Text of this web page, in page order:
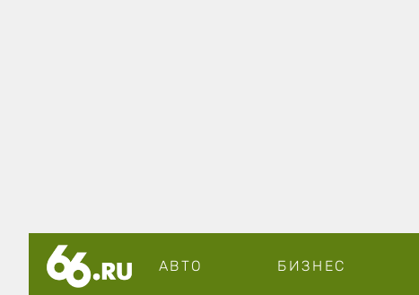
АВТО БИЗНЕС